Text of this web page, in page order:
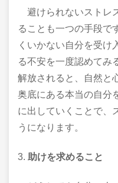
避けられないストレ
ることも一つの手段で
くいかない自分を受け
る不安を一度認めてみ
解放されると、自然と
奥底にある本当の自分
に出していくことで、
うになります。
3. 助けを求めること